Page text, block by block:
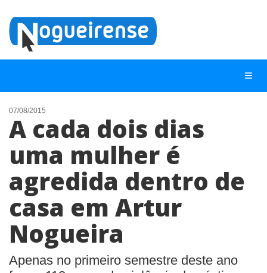
NOTÍCIAS
LISTA DIGITAL
TELEFONES ÚTEIS
QUEM SOMOS
CONTATO
ANUNCIE
BUSCAR
07/08/2015
A cada dois dias
uma mulher é
agredida dentro de
casa em Artur
Nogueira
Apenas no primeiro semestre deste ano